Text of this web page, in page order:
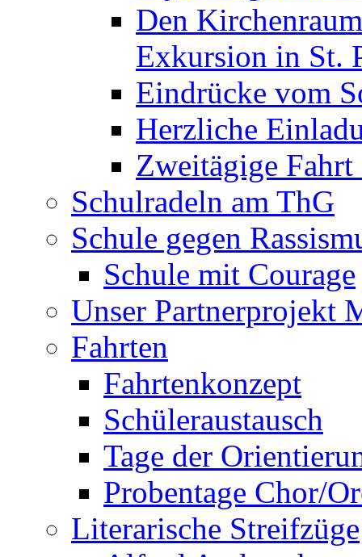
Den
Exkursion in St.
Eindrücke vom
Herzliche
Zweitägige
Schulradeln am ThG
Schule gegen
Schule mit Courage
Unser Partnerprojekt
Fahrten
Fahrtenkonzept
Schüleraustausch
Tage der
Probentage Chor/
Literarische Streifzüge